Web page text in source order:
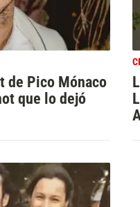
de Pico Mónaco
que lo dejó